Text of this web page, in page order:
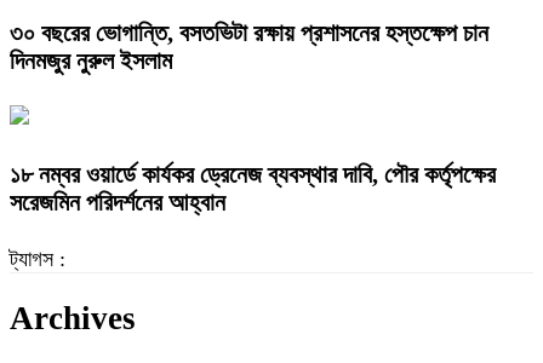
৩০ বছরের ভোগান্তি, বসতভিটা রক্ষায় প্রশাসনের হস্তক্ষেপ চান
দিনমজুর নুরুল ইসলাম
১৮ নম্বর ওয়ার্ডে কার্যকর ড্রেনেজ ব্যবস্থার দাবি, পৌর কর্তৃপক্ষের
সরেজমিন পরিদর্শনের আহ্বান
ট্যাগস :
Archives